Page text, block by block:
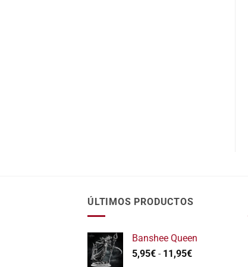
ÚLTIMOS PRODUCTOS
Banshee Queen
5,95€ - 11,95€Rango